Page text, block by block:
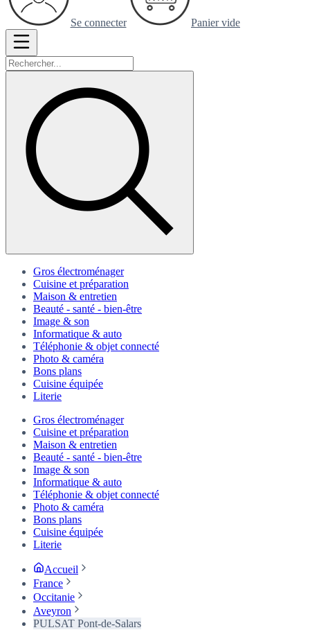
Se connecter Panier vide
Gros électroménager
Cuisine et préparation
Maison & entretien
Beauté - santé - bien-être
Image & son
Informatique & auto
Téléphonie & objet connecté
Photo & caméra
Bons plans
Cuisine équipée
Literie
Gros électroménager
Cuisine et préparation
Maison & entretien
Beauté - santé - bien-être
Image & son
Informatique & auto
Téléphonie & objet connecté
Photo & caméra
Bons plans
Cuisine équipée
Literie
Accueil
France
Occitanie
Aveyron
PULSAT Pont-de-Salars